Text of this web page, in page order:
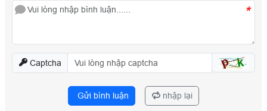
*
Captcha
Gửi bình luận nhập lại